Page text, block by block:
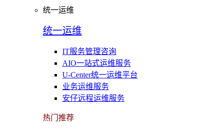
统一运维
统一运维
IT服务管理咨询
AIO一站式运维服务
U-Center统一运维平台
业务运维服务
安仔远程运维服务
热门推荐